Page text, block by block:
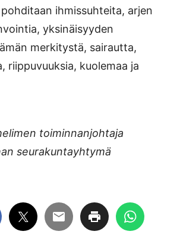
pohditaan ihmissuhteita, arjen
yksinäisyyden
merkitystä, sairautta,
riippuvuuksia, kuolemaa ja
toiminnanjohtaja
seurakuntayhtymä